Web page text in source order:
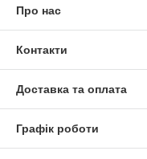
Про нас
Контакти
Доставка та оплата
Графік роботи